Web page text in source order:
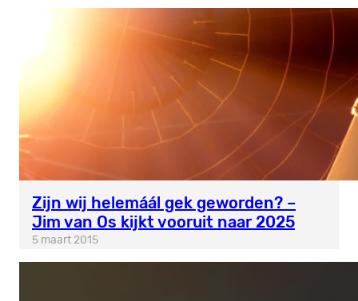
Zijn wij helemáál gek geworden? –
Jim van Os kijkt vooruit naar 2025
5 maart 2015